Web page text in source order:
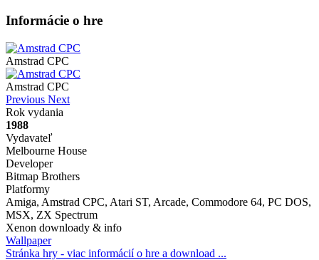
Informácie o hre
Amstrad CPC
Amstrad CPC
Previous Next
Rok vydania
1988
Vydavateľ
Melbourne House
Developer
Bitmap Brothers
Platformy
Amiga, Amstrad CPC, Atari ST, Arcade, Commodore 64, PC DOS,
MSX, ZX Spectrum
Xenon downloady & info
Wallpaper
Stránka hry - viac informácií o hre a download ...